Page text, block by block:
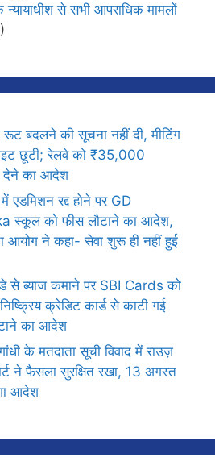
न्यायाधीश से सभी आपराधिक मामलों
बदलने की सूचना नहीं दी, मीटिंग
छूटी; रेलवे को ₹35,000
देने का आदेश
एडमिशन रद्द होने पर GD
स्कूल को फीस लौटाने का आदेश,
आयोग ने कहा- सेवा शुरू ही नहीं हुई
से ब्याज कमाने पर SBI Cards को
क्रेडिट कार्ड से काटी गई
का आदेश
के मतदाता सूची विवाद में राउज़
ने फैसला सुरक्षित रखा, 13 अगस्त
आदेश